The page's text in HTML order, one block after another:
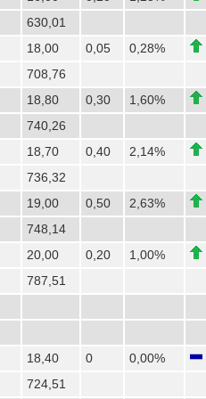
630,01
18,00 0,05
0,28%
708,76
18,80 0,30
1,60%
740,26
18,70 0,40
2,14%
736,32
19,00 0,50
2,63%
748,14
20,00 0,20
1,00%
787,51
18,40 0
0,00%
724,51